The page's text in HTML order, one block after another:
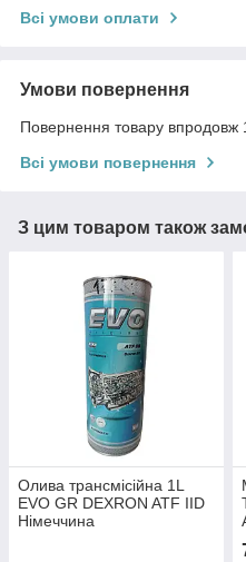
Всі умови оплати
Умови повернення
Повернення товару впродовж
Всі умови повернення
З цим товаром також
Олива трансмісійна 1L
EVO GR DEXRON ATF IID
Німеччина